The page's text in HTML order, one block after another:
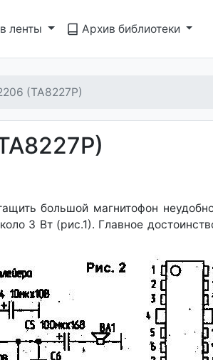
ленты Архив библиотеки
(ТА8227Р)
большой магнитофон
3 Вт (рис.1). Главное